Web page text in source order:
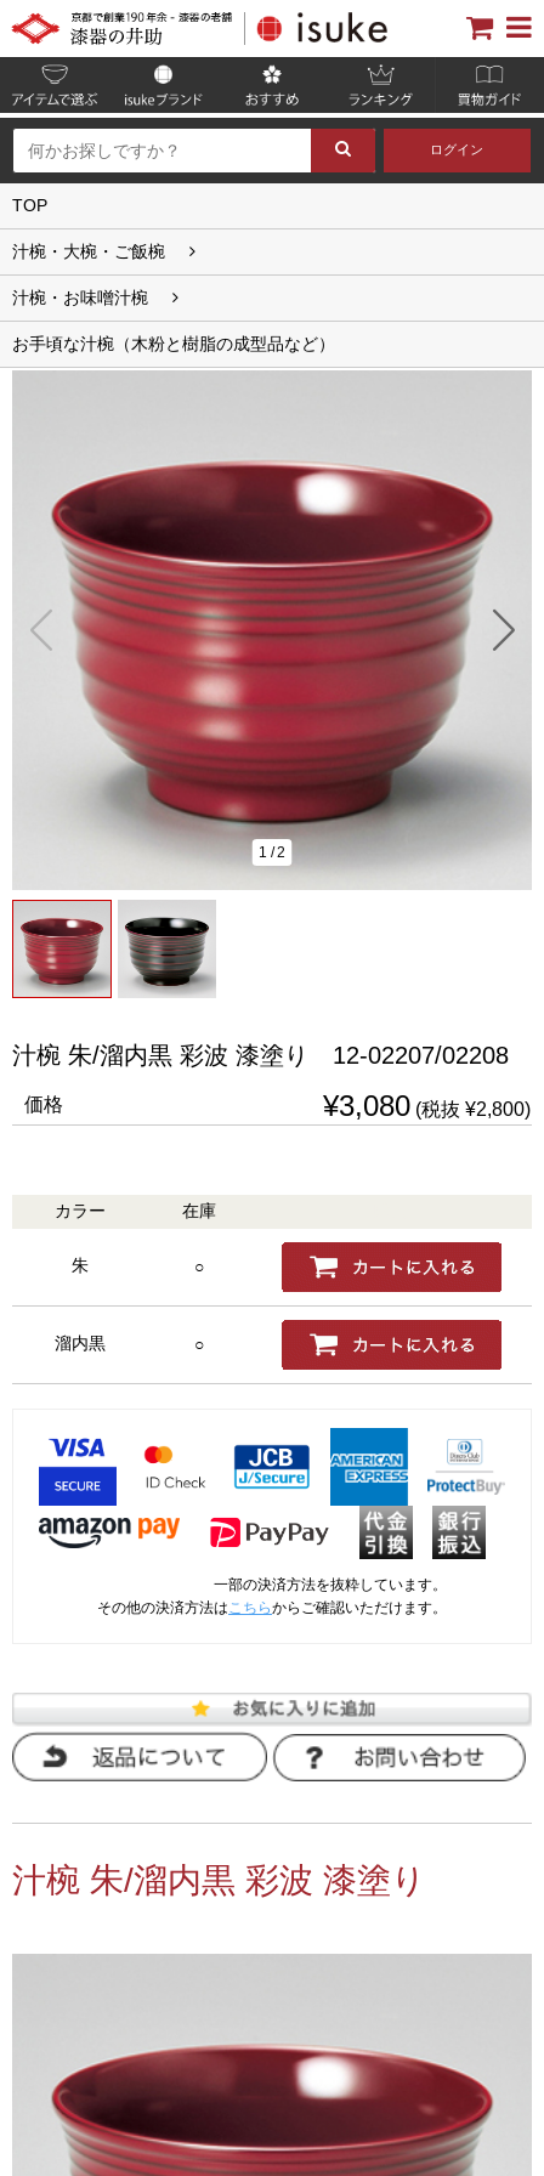
ログイン
TOP
汁椀・大椀・ご飯椀
汁椀・お味噌汁椀
お手頃な汁椀（木粉と樹脂の成型品など）
1 /2
汁椀 朱/溜内黒 彩波 漆塗り 12-02207/02208
価格 ¥3,080 (税抜 ¥2,800)
カラー 在庫
朱 ○
溜内黒 ○
一部の決済方法を抜粋しています。
その他の決済方法はこちらからご確認いただけます。
汁椀 朱/溜内黒 彩波 漆塗り